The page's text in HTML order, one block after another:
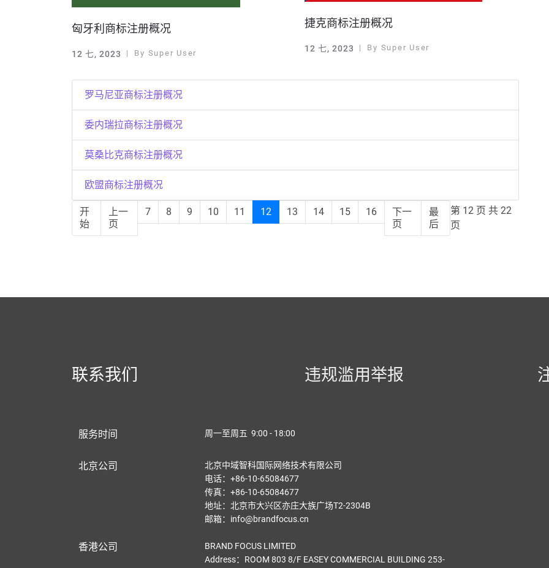
匈牙利商标注册概况
12 七, 2023 By Super User
捷克商标注册概况
12 七, 2023 By Super User
罗马尼亚商标注册概况
委内瑞拉商标注册概况
莫桑比克商标注册概况
欧盟商标注册概况
开
始
上一
页
7 8 9 10 11 12 13 14 15 16
下一
页
最
后
第 12 页 共 22
页
联系我们 违规滥用举报
服务时间 周一至周五 9:00 - 18:00
北京公司
北京中域智科国际网络技术有限公司
电话：+86-10-65084677
传真：+86-10-65084677
地址：北京市大兴区亦庄大族广场T2-2304B
邮箱：info@brandfocus.cn
香港公司
BRAND FOCUS LIMITED
Address：ROOM 803 8/F EASEY COMMERCIAL BUILDING 253-